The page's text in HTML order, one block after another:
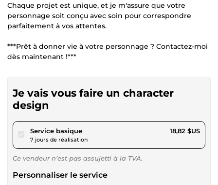
Chaque projet est unique, et je m'assure que votre
personnage soit conçu avec soin pour correspondre
parfaitement à vos attentes.
***Prêt à donner vie à votre personnage ? Contactez-moi
dès maintenant !***
Je vais vous faire un character
design
Service basiquepour 17,34 $US
7 jours de réalisation
18,82 $US
Ce vendeur n’est pas assujetti à la TVA.
Personnaliser le service